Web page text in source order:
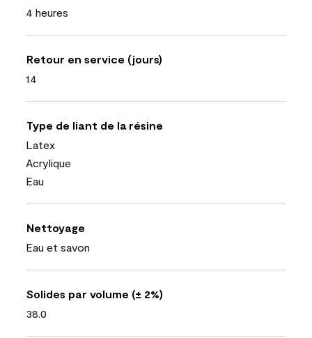
4 heures
Retour en service (jours)
14
Type de liant de la résine
Latex
Acrylique
Eau
Nettoyage
Eau et savon
Solides par volume (± 2%)
38.0